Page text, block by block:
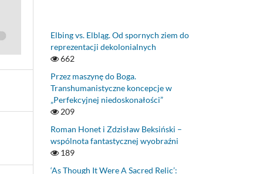
Elbing vs. Elbląg. Od spornych ziem do
reprezentacji dekolonialnych
662
Przez maszynę do Boga.
Transhumanistyczne koncepcje w
„Perfekcyjnej niedoskonałości”
209
Roman Honet i Zdzisław Beksiński –
wspólnota fantastycznej wyobraźni
189
‘As Though It Were A Sacred Relic’: